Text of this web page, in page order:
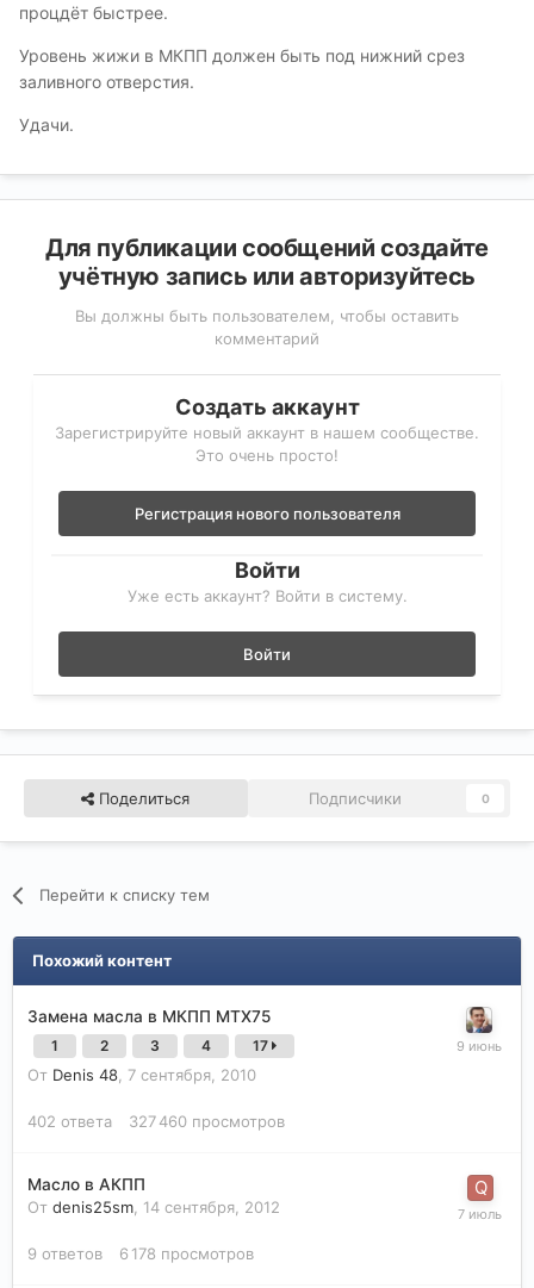
процдёт быстрее.
Уровень жижи в МКПП должен быть под нижний срез
заливного отверстия.
Удачи.
Для публикации сообщений создайте
учётную запись или авторизуйтесь
Вы должны быть пользователем, чтобы оставить
комментарий
Создать аккаунт
Зарегистрируйте новый аккаунт в нашем сообществе.
Это очень просто!
Регистрация нового пользователя
Войти
Уже есть аккаунт? Войти в систему.
Войти
Поделиться Подписчики 0
Перейти к списку тем
Похожий контент
Замена масла в МКПП МТХ75
1 2 3 4 17
От Denis 48 7 сентября, 2010
402 ответа 327 460 просмотров
Масло в АКПП
От denis25sm 14 сентября, 2012
9 ответов 6 178 просмотров